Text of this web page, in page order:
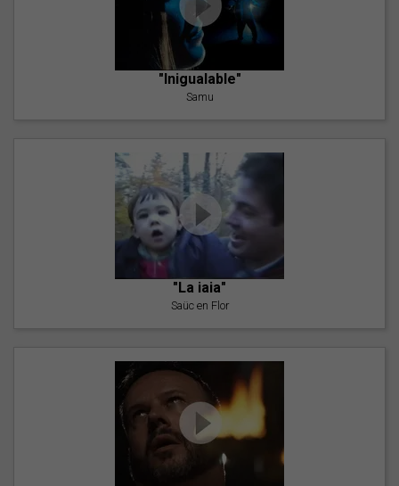
"Inigualable"
Samu
"La iaia"
Saüc en Flor